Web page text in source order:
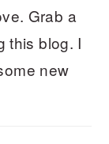
Grab a
this blog. I
new